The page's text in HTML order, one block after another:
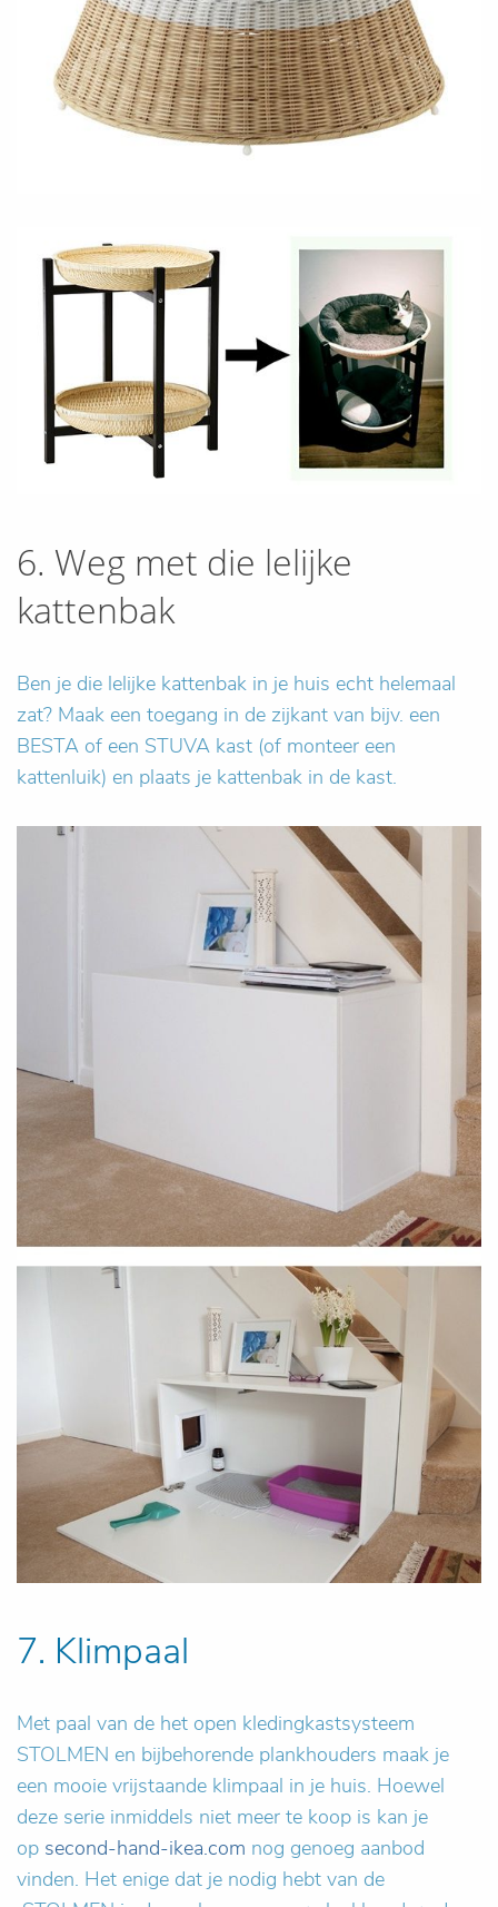
6. Weg met die lelijke
kattenbak
Ben je die lelijke kattenbak in je huis echt helemaal
zat? Maak een toegang in de zijkant van bijv. een
BESTA of een STUVA kast (of monteer een
kattenluik) en plaats je kattenbak in de kast.
7. Klimpaal
Met paal van de het open kledingkastsysteem
STOLMEN en bijbehorende plankhouders maak je
een mooie vrijstaande klimpaal in je huis. Hoewel
deze serie inmiddels niet meer te koop is kan je
op second-hand-ikea.com nog genoeg aanbod
vinden. Het enige dat je nodig hebt van de